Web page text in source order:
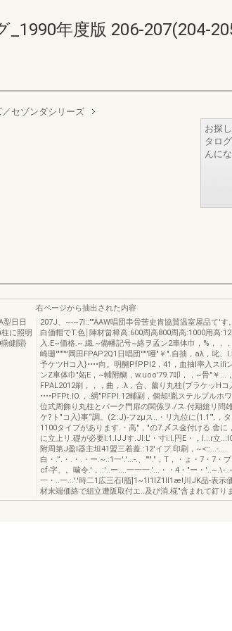
年度版 206-207(204-
セゾンダシリーズ
お探
タロ
んに
型日日
に照明
健闘}
右ページから抽出された内容
207J、~-~7I::""ÄAW唱団串骨苦史肯協賛温室屋品て'す
白価帽でT.色￨陣材畠樟高:600周高800周高:1000用高
入.E~価格.~.織.~備幡記号~絡ヲ孟ン2車体巾，%，，
崎珊'"''''''岡田FPAP2Q1日唱団'''''唖"￥".自抽，aλ，叱、
予ケツHコ入}••••向。明醐PfPPl2，41，血抽l率入スili
ンZ車体巾"妬E，~輔附醐，w.uoo'79.7叩，，~骨"￥...
FPAL2012刷，，，曲，.λ，合、薗り丸桂(プラケッHコ
••••PFPt.IO.，.網"PFPl.12輔副，個却!胤ステルプルホ
位式周飾り丸柱とパーク門扉の関係ヲ./ス.付期鎗リ問
ケ?ト"コ入}事“調。(2::J)-フzμス..・リ九位に(1.1‘".，
1100タイプがあります.・高"，"の7.〆ス金付ける.舎に
に立上リ.礎が必要l:1.IJJす.Jl:L‘・寸i:I.円E・，I.:.r立
附周第J盈l器主坦41盟三着蓋.:12'イプ.印刷，~<::...-....
白・.'‘.・.・.・ー.~.:1一'.'...-.、"'"."，T，・ょ・7・7・プ
cf-字、。噛令.'，.:'..ー....一一一.'...・・4・"ー・'..~.\-
一・..一.:.'.'時二1広三石l脂]1~1l1lZ1lI1æ!川JK品-表示
材末端価絡で組立遭阪取付エ..及ぴ消.椛"含まれて釘り